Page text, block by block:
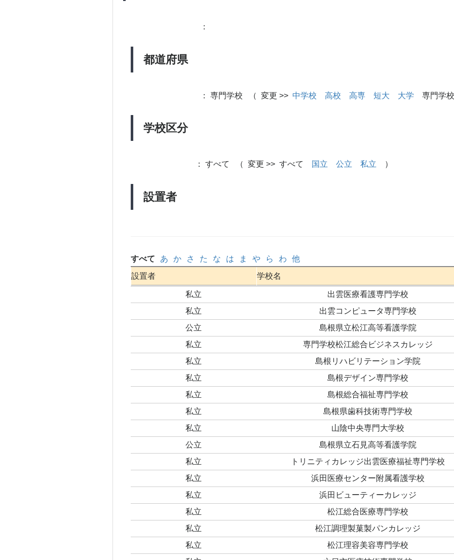
都道府県
：
学校区分
： 専門学校 （ 変更 >> 中学校 高校 高専 短大 大学 専門学
設置者
： すべて （ 変更 >> すべて 国立 公立 私立 ）
すべて あ か さ た な は ま や ら わ
他
設置者
学校名
私立
出雲医療看護専門学校
私立
出雲コンピュータ専門学校
公立
島根県立松江高等看護学院
私立
専門学校松江総合ビジネスカレッジ
私立
島根リハビリテーション学院
私立
島根デザイン専門学校
私立
島根総合福祉専門学校
私立
島根県歯科技術専門学校
私立
山陰中央専門大学校
公立
島根県立石見高等看護学院
私立
トリニティカレッジ出雲医療福祉専門学校
私立
浜田医療センター附属看護学校
私立
浜田ビューティーカレッジ
私立
松江総合医療専門学校
私立
松江調理製菓製パンカレッジ
私立
松江理容美容専門学校